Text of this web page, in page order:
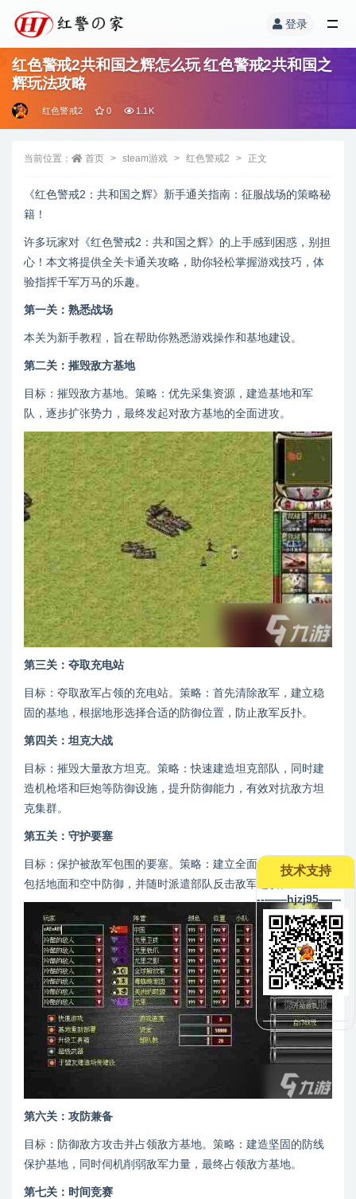
登录
红色警戒2共和国之辉怎么玩 红色警戒2共和国之
辉玩法攻略
红色警戒2 0 1.1K
当前位置： 首页 steam游戏 红色警戒2 正文
《红色警戒2：共和国之辉》新手通关指南：征服战场的策略秘
籍！
许多玩家对《红色警戒2：共和国之辉》的上手感到困惑，别担
心！本文将提供全关卡通关攻略，助你轻松掌握游戏技巧，体
验指挥千军万马的乐趣。
第一关：熟悉战场
本关为新手教程，旨在帮助你熟悉游戏操作和基地建设。
第二关：摧毁敌方基地
目标：摧毁敌方基地。策略：优先采集资源，建造基地和军
队，逐步扩张势力，最终发起对敌方基地的全面进攻。
第三关：夺取充电站
目标：夺取敌军占领的充电站。策略：首先清除敌军，建立稳
固的基地，根据地形选择合适的防御位置，防止敌军反扑。
第四关：坦克大战
目标：摧毁大量敌方坦克。策略：快速建造坦克部队，同时建
造机枪塔和巨炮等防御设施，提升防御能力，有效对抗敌方坦
克集群。
第五关：守护要塞
目标：保护被敌军包围的要塞。策略：建立全面的防御体系，
包括地面和空中防御，并随时派遣部队反击敌军进攻。
第六关：攻防兼备
目标：防御敌方攻击并占领敌方基地。策略：建造坚固的防线
保护基地，同时伺机削弱敌军力量，最终占领敌方基地。
第七关：时间竞赛
技术支持
--——hjzj95——
微信客服